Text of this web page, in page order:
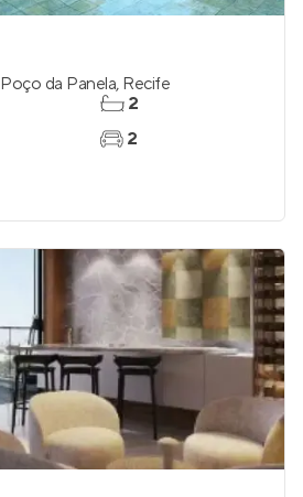
Poço da Panela, Recife
2
2